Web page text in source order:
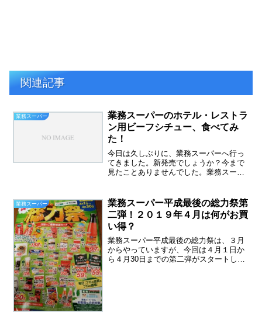
関連記事
業務スーパー
業務スーパーのホテル・レストラ
ン用ビーフシチュー、食べてみ
た！
今日は久しぶりに、業務スーパーへ行っ
てきました。新発売でしょうか？今まで
見たことありませんでした。業務スーパ
が、９８円です。今までホテル・レスト
ラン用業務カレーは買った...
業務スーパー
業務スーパー平成最後の総力祭第
二弾！２０１９年４月は何がお買
い得？
業務スーパー平成最後の総力祭は、３月
からやっていますが、今回は４月１日か
ら４月30日までの第二弾がスタートしま